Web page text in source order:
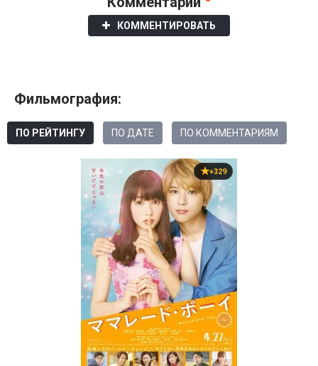
КОММЕНТИРОВАТЬ
Фильмография:
ПО РЕЙТИНГУ ПО ДАТЕ ПО КОММЕНТАРИЯМ
+329